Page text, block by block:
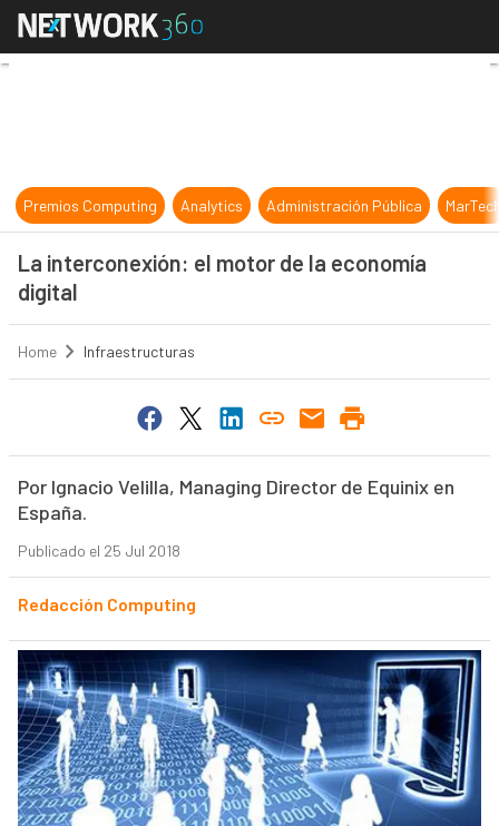
La interconexión: el motor de la
Premios Computing Analytics Administración Pública
La interconexión: el motor de la economía
digital
Home Infraestructuras
Por Ignacio Velilla, Managing Director de Equinix en
España.
Publicado el 25 Jul 2018
Redacción Computing